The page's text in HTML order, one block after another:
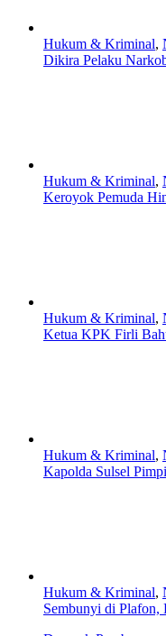
Hukum & Kriminal,
Dikira Pelaku
Hukum & Kriminal,
Keroyok Pemuda
Hukum & Kriminal,
Ketua KPK Firli
Hukum & Kriminal,
Kapolda Sulsel
Hukum & Kriminal,
Sembunyi di